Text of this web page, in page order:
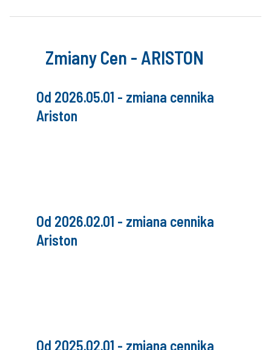
Zmiany Cen - ARISTON
Od 2026.05.01 - zmiana cennika
Ariston
Od 2026.02.01 - zmiana cennika
Ariston
Od 2025.02.01 - zmiana cennika